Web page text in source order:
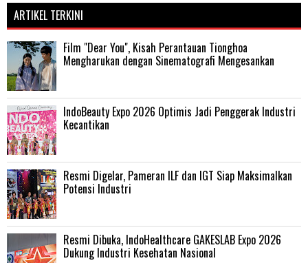
ARTIKEL TERKINI
Film "Dear You", Kisah Perantauan Tionghoa
Mengharukan dengan Sinematografi Mengesankan
IndoBeauty Expo 2026 Optimis Jadi Penggerak Industri
Kecantikan
Resmi Digelar, Pameran ILF dan IGT Siap Maksimalkan
Potensi Industri
Resmi Dibuka, IndoHealthcare GAKESLAB Expo 2026
Dukung Industri Kesehatan Nasional